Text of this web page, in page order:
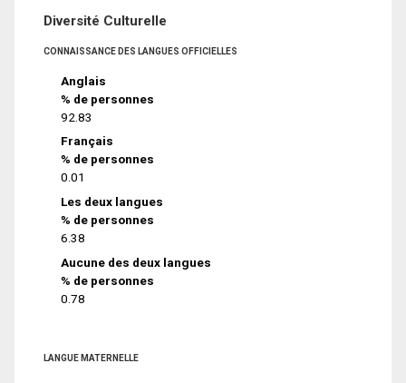
Diversité Culturelle
CONNAISSANCE DES LANGUES OFFICIELLES
Anglais
% de personnes
92.83
Français
% de personnes
0.01
Les deux langues
% de personnes
6.38
Aucune des deux langues
% de personnes
0.78
LANGUE MATERNELLE